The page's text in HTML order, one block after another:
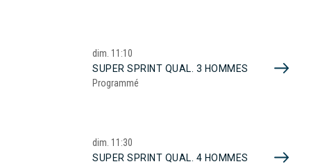
dim. 11:10
SUPER SPRINT QUAL. 3 HOMMES
Programmé
dim. 11:30
SUPER SPRINT QUAL. 4 HOMMES